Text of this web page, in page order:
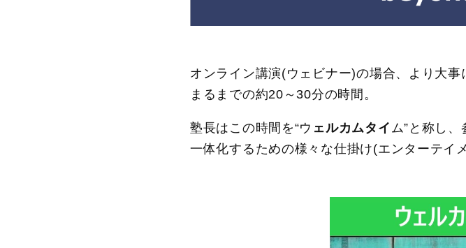
オンライン講演(ウェビナー)の場合、より大
まるまでの約20～30分の時間。
塾長はこの時間を“ウ ェルカムタイ ム”と称し
一体化するための様々な仕掛け(エンターテイ